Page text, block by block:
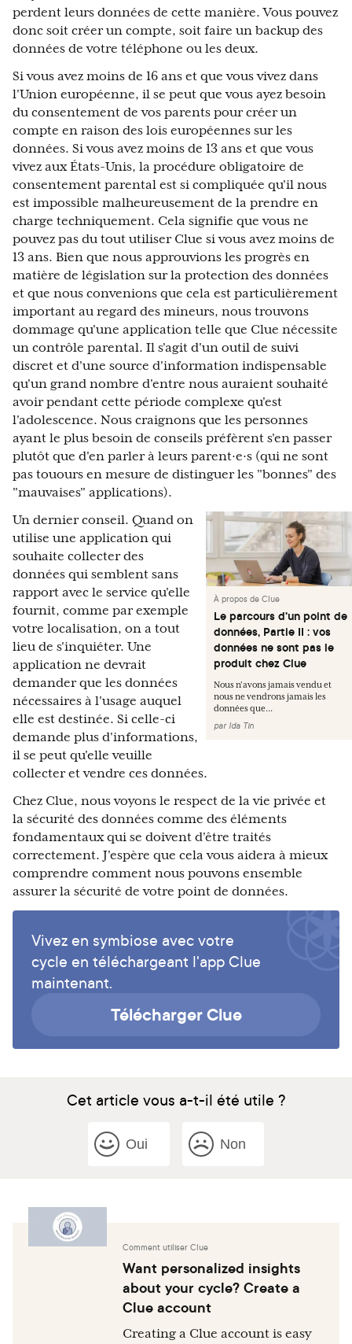
perdent leurs données de cette manière. Vous pouvez
donc soit créer un compte, soit faire un backup des
données de votre téléphone ou les deux.
Si vous avez moins de 16 ans et que vous vivez dans
l'Union européenne, il se peut que vous ayez besoin
du consentement de vos parents pour créer un
compte en raison des lois européennes sur les
données. Si vous avez moins de 13 ans et que vous
vivez aux États-Unis, la procédure obligatoire de
consentement parental est si compliquée qu'il nous
est impossible malheureusement de la prendre en
charge techniquement. Cela signifie que vous ne
pouvez pas du tout utiliser Clue si vous avez moins de
13 ans. Bien que nous approuvions les progrès en
matière de législation sur la protection des données
et que nous convenions que cela est particulièrement
important au regard des mineurs, nous trouvons
dommage qu'une application telle que Clue nécessite
un contrôle parental. Il s'agit d'un outil de suivi
discret et d'une source d'information indispensable
qu'un grand nombre d'entre nous auraient souhaité
avoir pendant cette période complexe qu'est
l'adolescence. Nous craignons que les personnes
ayant le plus besoin de conseils préfèrent s'en passer
plutôt que d'en parler à leurs parent·e·s (qui ne sont
pas touours en mesure de distinguer les "bonnes" des
"mauvaises" applications).
À propos de Clue
Le parcours d'un point de
données, Partie II : vos
données ne sont pas le
produit chez Clue
Nous n'avons jamais vendu et
nous ne vendrons jamais les
données que...
par Ida Tin
Un dernier conseil. Quand on
utilise une application qui
souhaite collecter des
données qui semblent sans
rapport avec le service qu'elle
fournit, comme par exemple
votre localisation, on a tout
lieu de s'inquiéter. Une
application ne devrait
demander que les données
nécessaires à l'usage auquel
elle est destinée. Si celle-ci
demande plus d'informations,
il se peut qu'elle veuille
collecter et vendre ces données.
Chez Clue, nous voyons le respect de la vie privée et
la sécurité des données comme des éléments
fondamentaux qui se doivent d'être traités
correctement. J'espère que cela vous aidera à mieux
comprendre comment nous pouvons ensemble
assurer la sécurité de votre point de données.
Vivez en symbiose avec votre
cycle en téléchargeant l'app Clue
maintenant.
Télécharger Clue
Cet article vous a-t-il été utile ?
Oui Non
Comment utiliser Clue
Want personalized insights
about your cycle? Create a
Clue account
Creating a Clue account is easy